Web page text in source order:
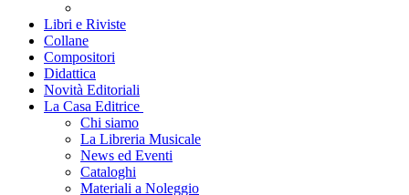
Libri e Riviste
Collane
Compositori
Didattica
Novità Editoriali
La Casa Editrice
Chi siamo
La Libreria Musicale
News ed Eventi
Cataloghi
Materiali a Noleggio